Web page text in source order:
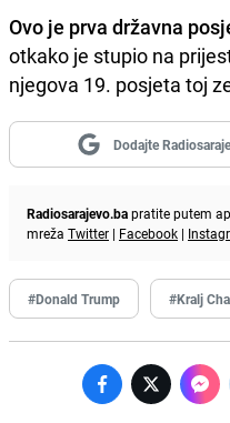
Ovo je prva državna
otkako je stupio na
njegova 19. posjeta toj
Dodajte
Radiosarajevo.bapratite putem
mreža Twitter | Facebook |
#Donald Trump #Kralj